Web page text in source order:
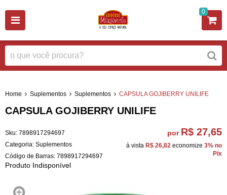
0
Home Suplementos Suplementos CAPSULA GOJIBERRY UNILIFE
CAPSULA GOJIBERRY UNILIFE
Sku: 7898917294697
Categoria: Suplementos
Código de Barras: 7898917294697
Produto Indisponível
por R$ 27,65
à vista R$ 26,82 economize 3% no
Pix